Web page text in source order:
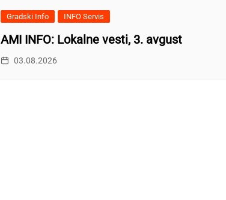
Gradski Info INFO Servis
AMI INFO: Lokalne vesti, 3. avgust
03.08.2026